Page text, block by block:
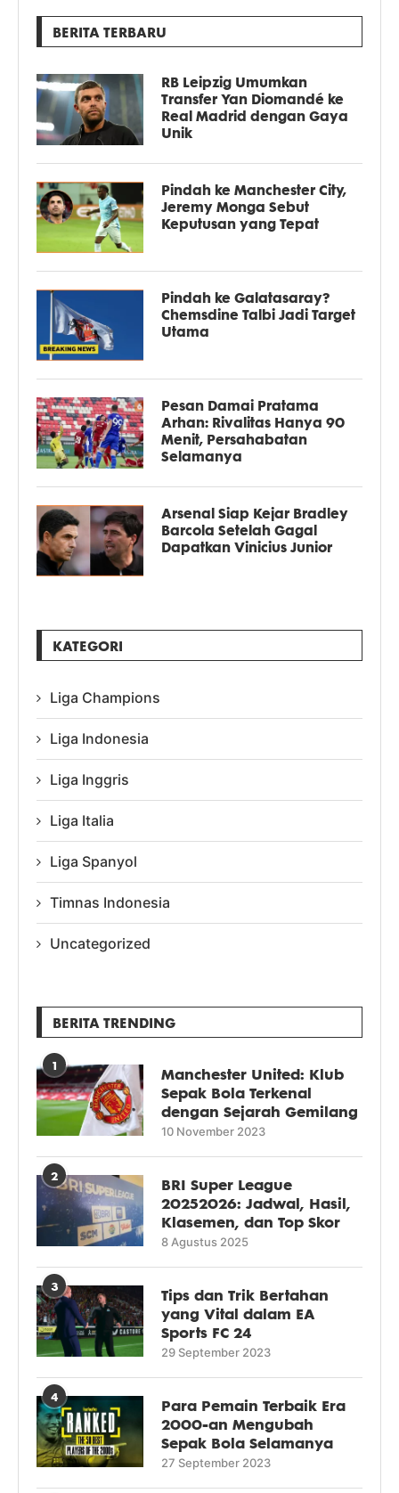
BERITA TERBARU
RB Leipzig Umumkan
Transfer Yan Diomandé ke
Real Madrid dengan Gaya
Unik
Pindah ke Manchester City,
Jeremy Monga Sebut
Keputusan yang Tepat
Pindah ke Galatasaray?
Chemsdine Talbi Jadi Target
Utama
Pesan Damai Pratama
Arhan: Rivalitas Hanya 90
Menit, Persahabatan
Selamanya
Arsenal Siap Kejar Bradley
Barcola Setelah Gagal
Dapatkan Vinicius Junior
KATEGORI
Liga Champions
Liga Indonesia
Liga Inggris
Liga Italia
Liga Spanyol
Timnas Indonesia
Uncategorized
BERITA TRENDING
1
Manchester United: Klub
Sepak Bola Terkenal
dengan Sejarah Gemilang
10 November 2023
2
BRI Super League
20252026: Jadwal, Hasil,
Klasemen, dan Top Skor
8 Agustus 2025
3
Tips dan Trik Bertahan
yang Vital dalam EA
Sports FC 24
29 September 2023
4
Para Pemain Terbaik Era
2000-an Mengubah
Sepak Bola Selamanya
27 September 2023